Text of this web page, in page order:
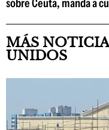
sobre Ceuta, manda a
MÁS
UNIDOS